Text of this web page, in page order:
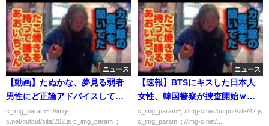
ニュース
【動画】たぬかな、夢見る弱者
男性にど正論アドバイスしてし
まう
c_img_param=; //img-
c.net/output/site/202.js c_img_param=;
ニュース
【速報】BTSにキスした日本人
女性、韓国警察が捜査開始ｗｗ
ｗｗｗｗ
c_img_param=; //img-c.net/output/site/42.js
c_img_param=; //img-c.net/...